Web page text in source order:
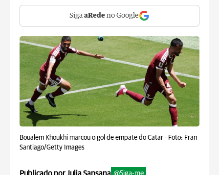
Siga aRede no Google
Boualem Khoukhi marcou o gol de empate do Catar - Foto: Fran
Santiago/Getty Images
Publicado por Julia Sansana @Siga-me